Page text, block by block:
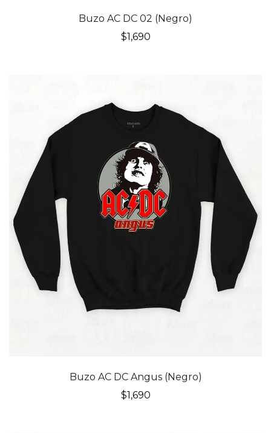
Buzo AC DC 02 (Negro)
$1,690
Buzo AC DC Angus (Negro)
$1,690